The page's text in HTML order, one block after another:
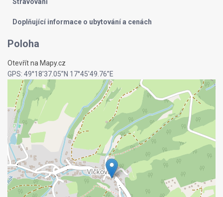
Doplňující informace o ubytování a cenách
Poloha
Otevřít na Mapy.cz
GPS: 49°18'37.05”N 17°45'49.76”E